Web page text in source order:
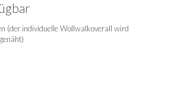
(der individuelle Wollwalkoverall wird